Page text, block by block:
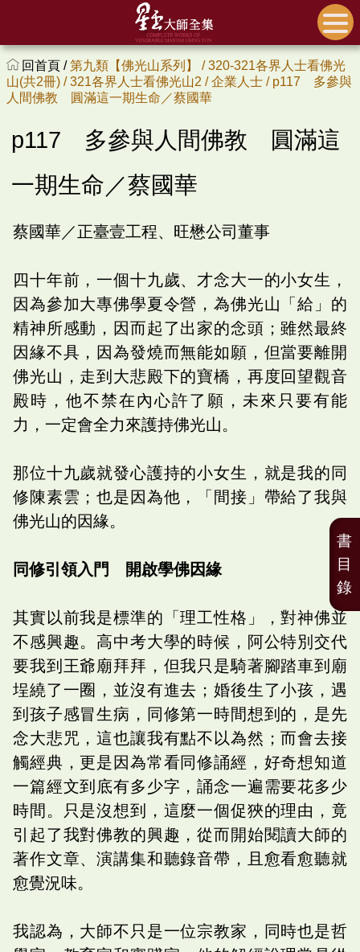
回首頁 /第九類【佛光山系列】 /320-321各界人士看佛光
山(共2冊) /321各界人士看佛光山2 /企業人士 / p117 多參與
人間佛教 圓滿這一期生命／蔡國華
p117 多參與人間佛教 圓滿這
一期生命／蔡國華
蔡國華／正臺壹工程、旺懋公司董事
四十年前，一個十九歲、才念大一的小女生，
因為參加大專佛學夏令營，為佛光山「給」的
精神所感動，因而起了出家的念頭；雖然最終
因緣不具，因為發燒而無能如願，但當要離開
佛光山，走到大悲殿下的寶橋，再度回望觀音
殿時，他不禁在內心許了願，未來只要有能
力，一定會全力來護持佛光山。
那位十九歲就發心護持的小女生，就是我的同
修陳素雲；也是因為他，「間接」帶給了我與
佛光山的因緣。
同修引領入門 開啟學佛因緣
其實以前我是標準的「理工性格」，對神佛並
不感興趣。高中考大學的時候，阿公特別交代
要我到王爺廟拜拜，但我只是騎著腳踏車到廟
埕繞了一圈，並沒有進去；婚後生了小孩，遇
到孩子感冒生病，同修第一時間想到的，是先
念大悲咒，這也讓我有點不以為然；而會去接
觸經典，更是因為常看同修誦經，好奇想知道
一篇經文到底有多少字，誦念一遍需要花多少
時間。只是沒想到，這麼一個促狹的理由，竟
引起了我對佛教的興趣，從而開始閱讀大師的
著作文章、演講集和聽錄音帶，且愈看愈聽就
愈覺況味。
我認為，大師不只是一位宗教家，同時也是哲
書
目
錄